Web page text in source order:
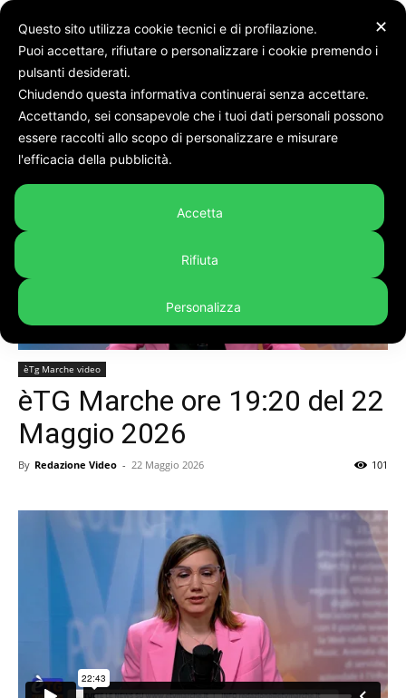
èTg Marche video
èTg Marche video
èTG Marche ore 19:20 del 22
Maggio 2026
By Redazione Video - 22 Maggio 2026 101
✕
Questo sito utilizza cookie tecnici e di profilazione.
Puoi accettare, rifiutare o personalizzare i cookie premendo i
pulsanti desiderati.
Chiudendo questa informativa continuerai senza accettare.
Accettando, sei consapevole che i tuoi dati personali possono
essere raccolti allo scopo di personalizzare e misurare
l'efficacia della pubblicità.
Accetta
Rifiuta
Personalizza